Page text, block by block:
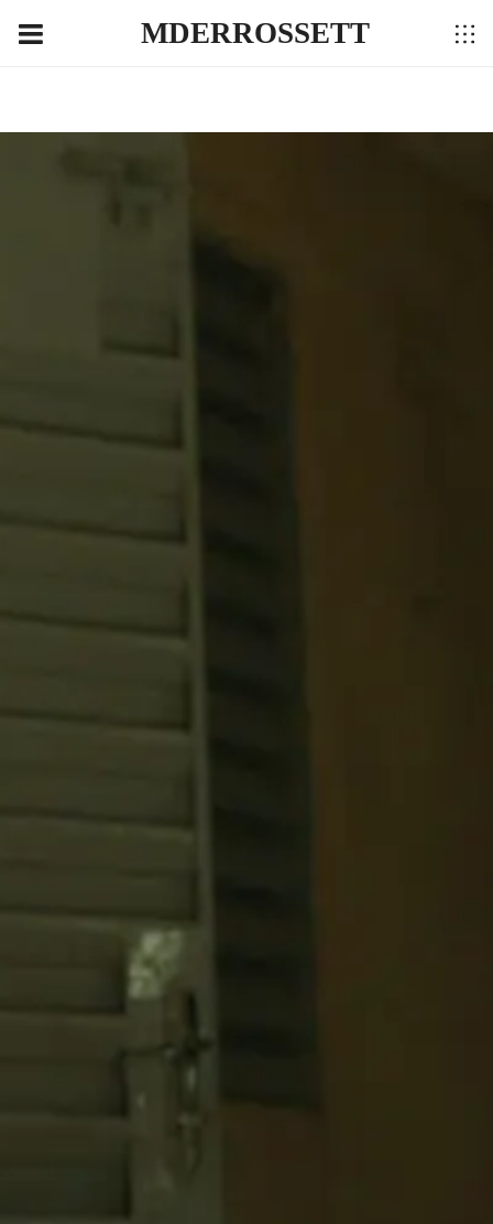
MDERROSSETT